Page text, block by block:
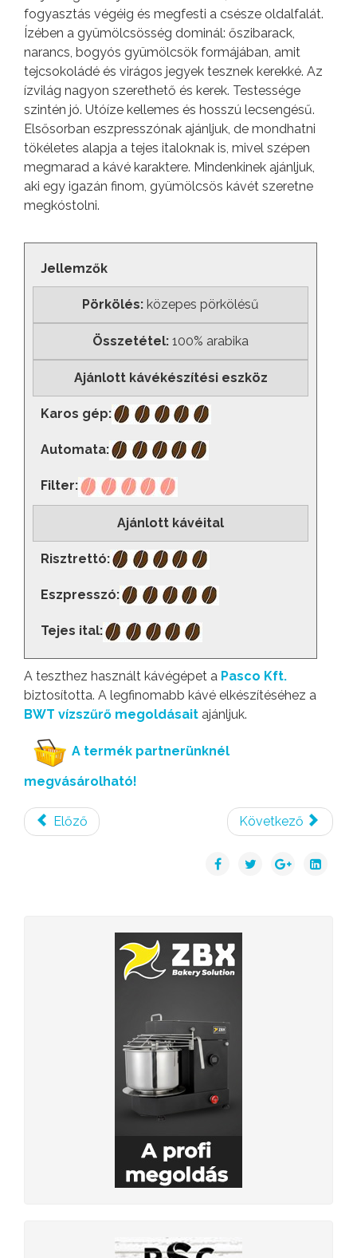
fogyasztás végéig és megfesti a csésze oldalfalát.
Ízében a gyümölcsösség dominál: őszibarack,
narancs, bogyós gyümölcsök formájában, amit
tejcsokoládé és virágos jegyek tesznek kerekké. Az
ízvilág nagyon szerethető és kerek. Testessége
szintén jó. Utóíze kellemes és hosszú lecsengésű.
Elsősorban eszpresszónak ajánljuk, de mondhatni
tökéletes alapja a tejes italoknak is, mivel szépen
megmarad a kávé karaktere. Mindenkinek ajánljuk,
aki egy igazán finom, gyümölcsös kávét szeretne
megkóstolni.
Jellemzők
Pörkölés: közepes pörkölésű
Összetétel: 100% arabika
Ajánlott kávékészítési eszköz
Karos gép:
Automata:
Filter:
Ajánlott kávéital
Risztrettó:
Eszpresszó:
Tejes ital:
A teszthez használt kávégépet a Pasco Kft.
biztosította. A legfinomabb kávé elkészítéséhez a
BWT vízszűrő megoldásait ajánljuk.
A termék partnerünknél
megvásárolható!
Előző Következő